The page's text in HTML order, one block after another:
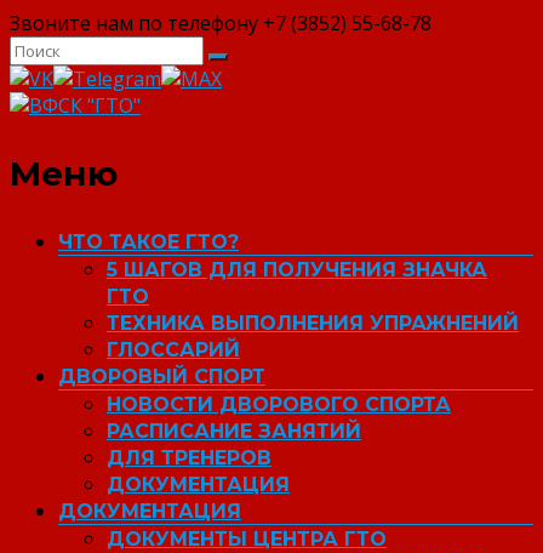
Звоните нам по телефону +7 (3852) 55-68-78
ВФСК "ГТО"
Меню
ЧТО ТАКОЕ ГТО?
5 ШАГОВ ДЛЯ ПОЛУЧЕНИЯ ЗНАЧКА
ГТО
ТЕХНИКА ВЫПОЛНЕНИЯ УПРАЖНЕНИЙ
ГЛОССАРИЙ
ДВОРОВЫЙ СПОРТ
НОВОСТИ ДВОРОВОГО СПОРТА
РАСПИСАНИЕ ЗАНЯТИЙ
ДЛЯ ТРЕНЕРОВ
ДОКУМЕНТАЦИЯ
ДОКУМЕНТАЦИЯ
ДОКУМЕНТЫ ЦЕНТРА ГТО